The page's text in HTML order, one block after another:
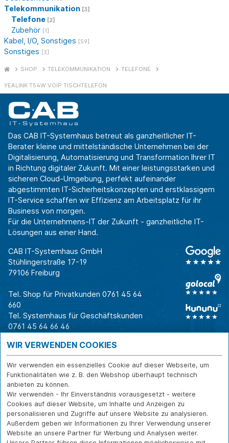
Telekommunikation [3]
Telefone [2]
Zubehör [1]
Kabel, I/O, Sonstiges [59]
Sonstiges [3]
SHOP TELEKOMMUNIKATION TELEFONE
YEALINK T54W VOIP TISCHTELEFON
Das CAB IT-Systemhaus betreut als ganzheitlicher IT-
Berater kleine und mittelständische Unternehmen bei der
Digitalisierung, Automatisierung und Transformation Ihrer IT
in Richtung digitaler Zukunft. Mit einer leistungsstarken und
sicheren Cloud-Umgebung, perfekt aufeinander
abgestimmten IT-Sicherheitskonzepten und erstklassigem
IT-Service schaffen wir Effizienz am Arbeitsplatz für ihr
Business von morgen.
Für die Unternehmens-IT der Zukunft - ganzheitliche IT-
Lösungen aus einer Hand.
CAB IT-Systemhaus GmbH
Stühlingerstraße 17-19
79106 Freiburg
Tel. Shop für Privatkunden 0761 45 64
660
Tel. Systemhaus für Geschäftskunden
0761 45 64 66 46
Warum CAB
Für Business-
Entscheider
Für IT-Leiter
Für Privatkunden
Erfolgsgeschichte
n
Branchen
IT für
IT-Security
IT-Infrastruktur
Softwarelösungen
WLAN-Lösungen
IT-Beratung und
Service
Reparatur
Versand- und
Zahlarten
Rücksendung und
Widerruf
WIR VERWENDEN COOKIES
Wir verwenden ein essenzielles Cookie auf dieser Webseite, um
Funktionalitäten wie z. B. den Webshop überhaupt technisch
anbieten zu können.
Wir verwenden - Ihr Einverständnis vorausgesetzt - weitere
Cookies auf dieser Website, um Inhalte und Anzeigen zu
personalisieren und Zugriffe auf unsere Website zu analysieren.
Außerdem geben wir Informationen zu Ihrer Verwendung unserer
Website an unsere Partner für Werbung und Analysen weiter.